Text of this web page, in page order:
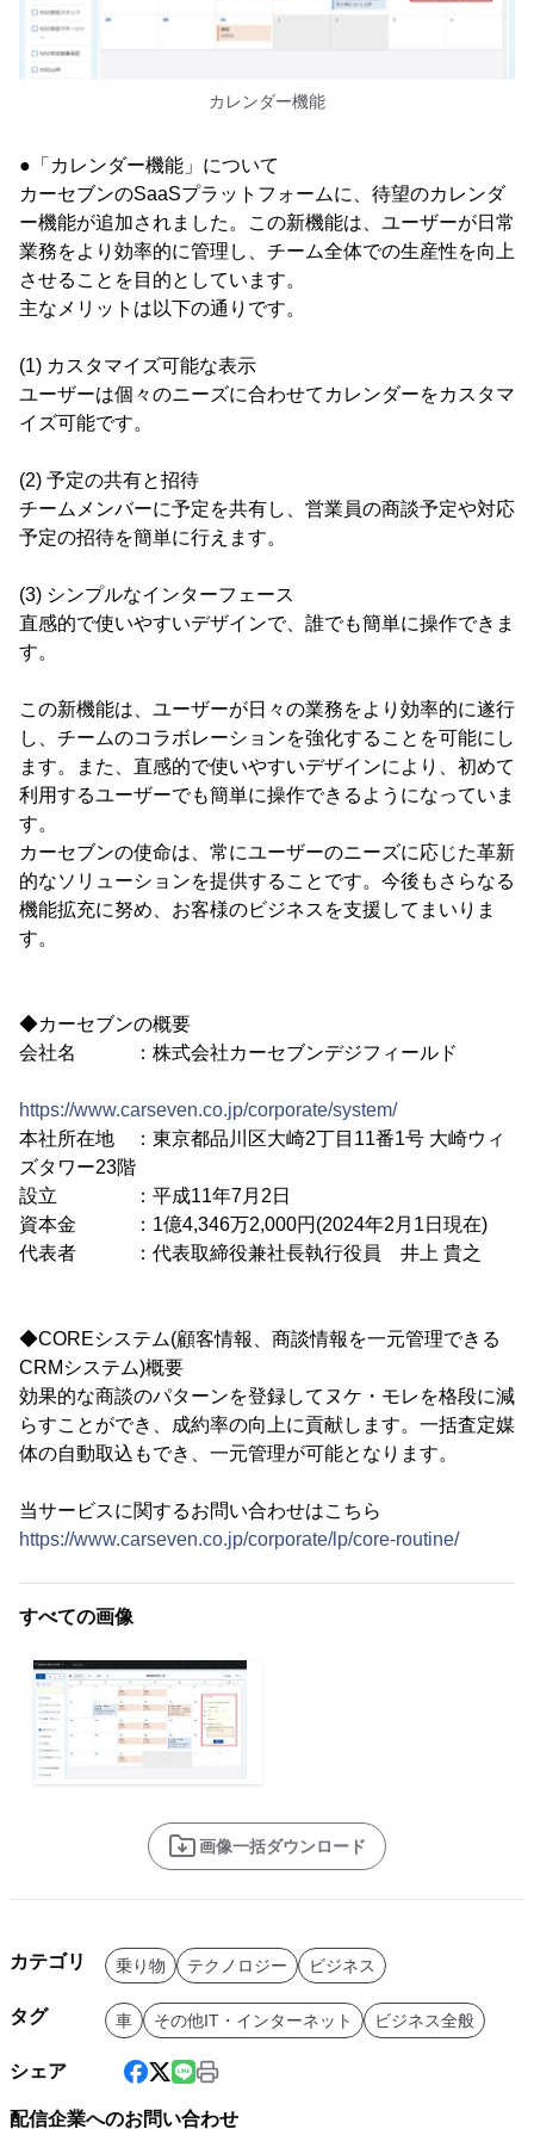
カレンダー機能
●「カレンダー機能」について
カーセブンのSaaSプラットフォームに、待望のカレンダ
ー機能が追加されました。この新機能は、ユーザーが日常
業務をより効率的に管理し、チーム全体での生産性を向上
させることを目的としています。
主なメリットは以下の通りです。
(1) カスタマイズ可能な表示
ユーザーは個々のニーズに合わせてカレンダーをカスタマ
イズ可能です。
(2) 予定の共有と招待
チームメンバーに予定を共有し、営業員の商談予定や対応
予定の招待を簡単に行えます。
(3) シンプルなインターフェース
直感的で使いやすいデザインで、誰でも簡単に操作できま
す。
この新機能は、ユーザーが日々の業務をより効率的に遂行
し、チームのコラボレーションを強化することを可能にし
ます。また、直感的で使いやすいデザインにより、初めて
利用するユーザーでも簡単に操作できるようになっていま
す。
カーセブンの使命は、常にユーザーのニーズに応じた革新
的なソリューションを提供することです。今後もさらなる
機能拡充に努め、お客様のビジネスを支援してまいりま
す。
◆カーセブンの概要
会社名 ：株式会社カーセブンデジフィールド
https://www.carseven.co.jp/corporate/system/
本社所在地 ：東京都品川区大崎2丁目11番1号 大崎ウィ
ズタワー23階
設立 ：平成11年7月2日
資本金 ：1億4,346万2,000円(2024年2月1日現在)
代表者 ：代表取締役兼社長執行役員 井上 貴之
◆COREシステム(顧客情報、商談情報を一元管理できる
CRMシステム)概要
効果的な商談のパターンを登録してヌケ・モレを格段に減
らすことができ、成約率の向上に貢献します。一括査定媒
体の自動取込もでき、一元管理が可能となります。
当サービスに関するお問い合わせはこちら
https://www.carseven.co.jp/corporate/lp/core-routine/
すべての画像
画像一括ダウンロード
カテゴリ 乗り物 テクノロジー ビジネス
タグ 車 その他IT・インターネット ビジネス全般
シェア
配信企業へのお問い合わせ